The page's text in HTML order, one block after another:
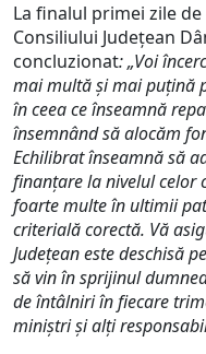
La finalul primei zile
Consiliului Judeţean
concluzionat:„Voi
mai multă şi mai puţină
în ceea ce înseamnă
însemnând să alocăm
Echilibrat înseamnă să
finanţare la nivelul celor
foarte multe în ultimii
criterială corectă. Vă
Judeţean este deschisă
să vin în sprijinul
de întâlniri în fiecare
miniştri şi alţi